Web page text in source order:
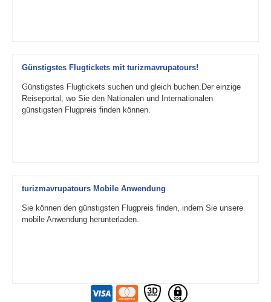
Günstigstes Flugtickets mit turizmavrupatours!
Günstigstes Flugtickets suchen und gleich buchen.Der einzige
Reiseportal, wo Sie den Nationalen und Internationalen
günstigsten Flugpreis finden können.
turizmavrupatours Mobile Anwendung
Sie können den günstigsten Flugpreis finden, indem Sie unsere
mobile Anwendung herunterladen.